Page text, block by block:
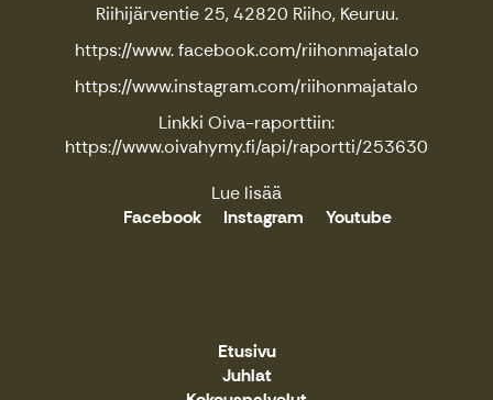
Riihijärventie 25, 42820 Riiho, Keuruu.
https://www. facebook.com/riihonmajatalo
https://www.instagram.com/riihonmajatalo
Linkki Oiva-raporttiin:
https://www.oivahymy.fi/api/raportti/253630
Lue lisää
Facebook
Instagram Youtube
Etusivu
Juhlat